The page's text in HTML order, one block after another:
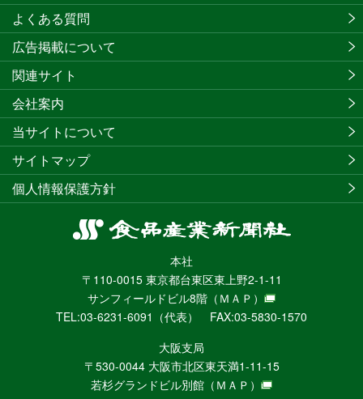
食
産
業
新
聞
社
ニ
ュ
本社
〒110-0015 東京都台東区東上野2-1-11
サンフィールドビル8階 （ＭＡＰ）
TEL:03-6231-6091（代表） FAX:03-5830-1570
大阪支局
〒530-0044 大阪市北区東天満1-11-15
若杉グランドビル別館 （ＭＡＰ）
よくある質問
広告掲載について
関連サイト
会社案内
当サイトについて
サイトマップ
個人情報保護方針